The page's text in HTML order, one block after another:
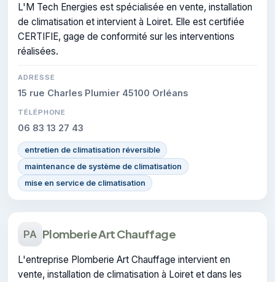
L'M Tech Energies est spécialisée en vente, installation
de climatisation et intervient à Loiret. Elle est certifiée
CERTIFIE, gage de conformité sur les interventions
réalisées.
ADRESSE
15 rue Charles Plumier 45100 Orléans
TÉLÉPHONE
06 83 13 27 43
entretien de climatisation réversible
maintenance de système de climatisation
mise en service de climatisation
PA Plomberie Art Chauffage
L'entreprise Plomberie Art Chauffage intervient en
vente, installation de climatisation à Loiret et dans les